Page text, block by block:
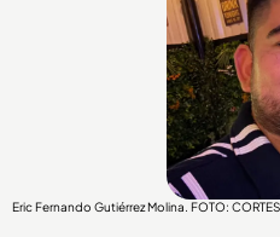
Eric Fernando Gutiérrez Molina. FOTO: